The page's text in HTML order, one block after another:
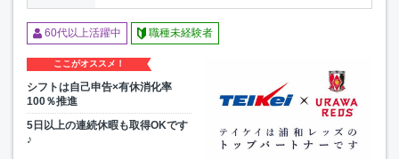
60代以上活躍中 職種未経験者
ここがオススメ！
シフトは自己申告×有休消化率
100％推進
5日以上の連続休暇も取得OKです
♪